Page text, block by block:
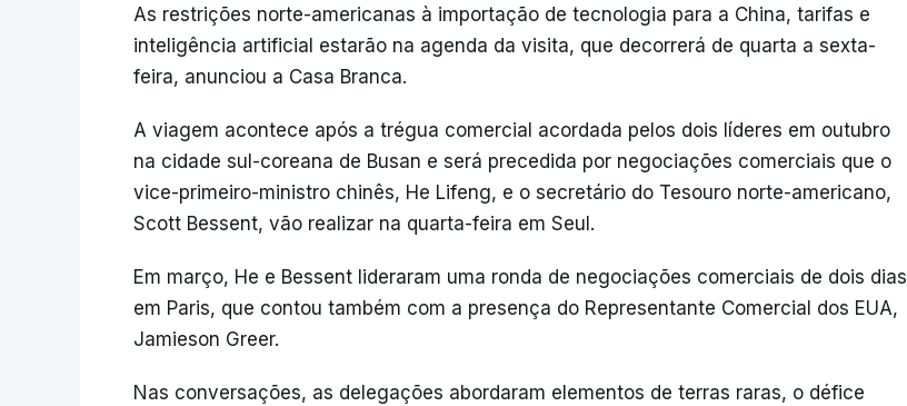
As restrições norte-americanas à importação de tecnologia para a China, tarifas e
inteligência artificial estarão na agenda da visita, que decorrerá de quarta a sexta-
feira, anunciou a Casa Branca.
A viagem acontece após a trégua comercial acordada pelos dois líderes em outubro
na cidade sul-coreana de Busan e será precedida por negociações comerciais que o
vice-primeiro-ministro chinês, He Lifeng, e o secretário do Tesouro norte-americano,
Scott Bessent, vão realizar na quarta-feira em Seul.
Em março, He e Bessent lideraram uma ronda de negociações comerciais de dois dias
em Paris, que contou também com a presença do Representante Comercial dos EUA,
Jamieson Greer.
Nas conversações, as delegações abordaram elementos de terras raras, o défice